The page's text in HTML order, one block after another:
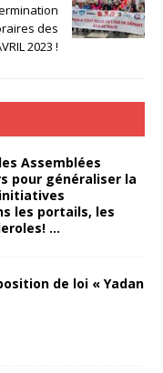
des
2023 !
Assemblées
pour généraliser la
les portails, les
…
de loi « Yadan